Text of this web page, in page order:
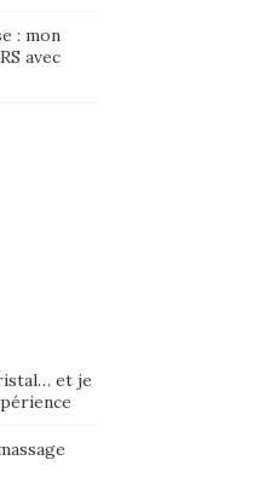
: mon
avec
et je